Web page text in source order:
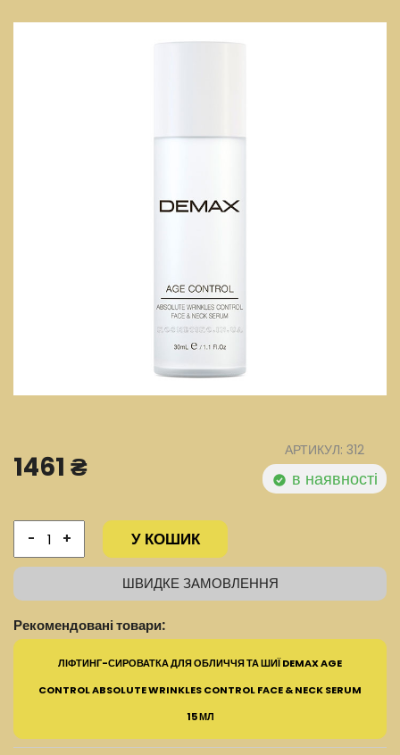
1461 ₴ АРТИКУЛ: 312
в наявності
- + У КОШИК
ШВИДКЕ ЗАМОВЛЕННЯ
Рекомендовані товари:
ЛІФТИНГ-СИРОВАТКА ДЛЯ ОБЛИЧЧЯ ТА ШИЇ DEMAX AGE
CONTROL ABSOLUTE WRINKLES CONTROL FACE & NECK SERUM
15 МЛ